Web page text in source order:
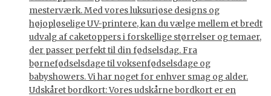
mesterværk. Med vores luksuriøse designs og
højopløselige UV-printere, kan du vælge mellem et bredt
udvalg af caketoppers i forskellige størrelser og temaer,
der passer perfekt til din fødselsdag. Fra
børnefødselsdage til voksenfødselsdage og
babyshowers. Vi har noget for enhver smag og alder.
Udskåret bordkort: Vores udskårne bordkort er en